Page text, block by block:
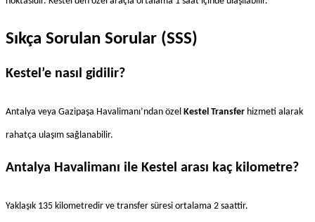
Sıkça Sorulan Sorular (SSS)
Kestel’e nasıl gidilir?
Antalya veya Gazipaşa Havalimanı’ndan özel Kestel Transfer hizmeti alarak
rahatça ulaşım sağlanabilir.
Antalya Havalimanı ile Kestel arası kaç kilometre?
Yaklaşık 135 kilometredir ve transfer süresi ortalama 2 saattir.